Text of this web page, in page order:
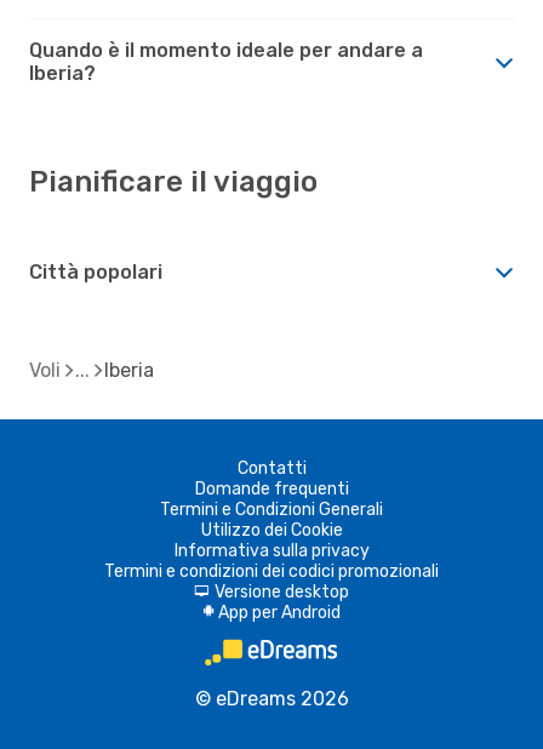
Quando è il momento ideale per andare a
Iberia?
Pianificare il viaggio
Città popolari
Voli Iberia
Contatti
Domande frequenti
Termini e Condizioni Generali
Utilizzo dei Cookie
Informativa sulla privacy
Termini e condizioni dei codici promozionali
d Versione desktop
A App per Android
© eDreams 2026